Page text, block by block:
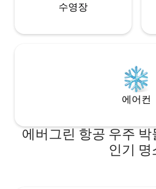
수영장
에어컨
에버그린 항공 우주
인기 명